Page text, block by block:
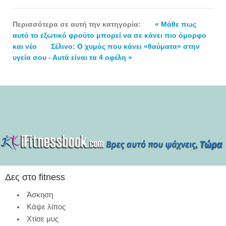
Περισσότερα σε αυτή την κατηγορία:
« Μάθε πως
αυτό το εξωτικό φρούτο μπορεί να σε κάνει πιο όμορφο
και νέο
Σέλινο: Ο χυμός που κάνει «θαύματα» στην
υγεία σου - Αυτά είναι τα 4 οφέλη »
Δες στο fitness
Άσκηση
Κάψε λίπος
Χτίσε μυς